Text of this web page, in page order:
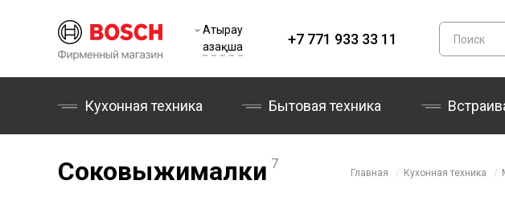
Атырау
Қазақша
+7 771 933 33 11
Кухонная техника Бытовая техника
Соковыжималки 7
Главная Кухонная техника